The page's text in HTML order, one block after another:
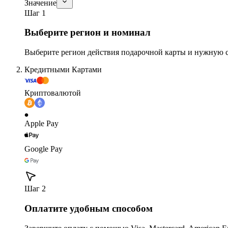
Значение
Шаг 1
Выберите регион и номинал
Выберите регион действия подарочной карты и нужную
Кредитными Картами
Криптовалютой
Apple Pay
Google Pay
Шаг 2
Оплатите удобным способом